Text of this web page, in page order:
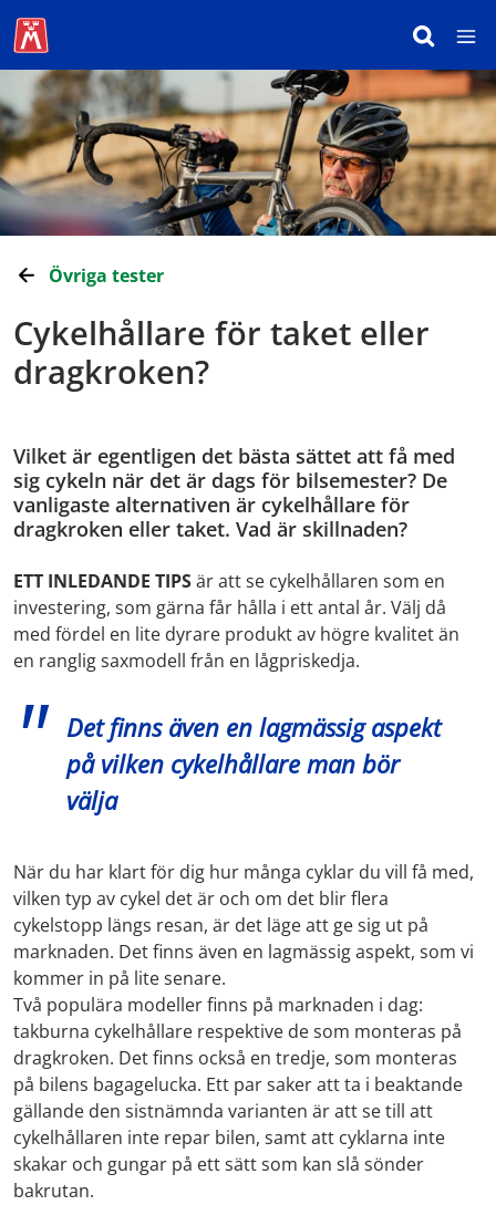
Övriga tester
Cykelhållare för taket eller
dragkroken?
Vilket är egentligen det bästa sättet att få med
sig cykeln när det är dags för bilsemester? De
vanligaste alternativen är cykelhållare för
dragkroken eller taket. Vad är skillnaden?
ETT INLEDANDE TIPSär att se cykelhållaren som en
investering, som gärna får hålla i ett antal år. Välj då
med fördel en lite dyrare produkt av högre kvalitet än
en ranglig saxmodell från en lågpriskedja.
Det finns även en lagmässig aspekt
på vilken cykelhållare man bör
välja
När du har klart för dig hur många cyklar du vill få med,
vilken typ av cykel det är och om det blir flera
cykelstopp längs resan, är det läge att ge sig ut på
marknaden. Det finns även en lagmässig aspekt, som vi
kommer in på lite senare.
Två populära modeller finns på marknaden i dag:
takburna cykelhållare respektive de som monteras på
dragkroken. Det finns också en tredje, som monteras
på bilens bagagelucka. Ett par saker att ta i beaktande
gällande den sistnämnda varianten är att se till att
cykelhållaren inte repar bilen, samt att cyklarna inte
skakar och gungar på ett sätt som kan slå sönder
bakrutan.